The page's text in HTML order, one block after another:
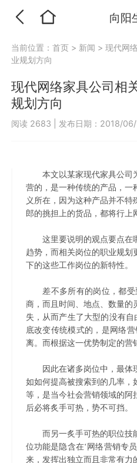
向阳
当前位置：首页 > 新闻 >现代网
业规划方向
现代网络家具公司相
规划方向
阅读 2683 发布日期：2018/
本文以某家现代家具公司为
营的，是一种传统的产品，一
义所在，因为这种产品并不
郎的挑担上的货品，都将行上
这里要说明的观点要点在哪
趋势，而相关岗位的职业规
下的这些工作岗位的新特性。
差不多所有的岗位，都受
商，而且时间、地点、数量的
失，从而产生了大型的没有
底改变传统模式的，是网络
离。而根据这一优势制定的营
因此在诸多岗位中，最体现
如如何提高被搜索到的几率，
等，是当今社会营销领域的阿
后必将炙手可热，势不可挡。
而另一炙手可热的职位技能
位功能是隐含在‘网络营销专
来，发挥出独立而且非常有力